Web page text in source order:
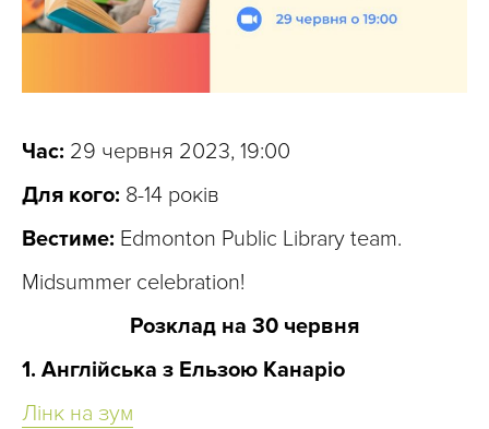
Час: 29 червня 2023, 19:00
Для кого: 8-14 років
Вестиме: Edmonton Public Library team.
Midsummer celebration!
Розклад на 30 червня
1. Англійська з Ельзою Канаріо
Лінк на зум